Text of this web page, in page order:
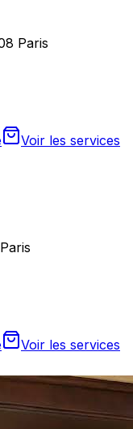
Paris
Voir les services
Voir les services